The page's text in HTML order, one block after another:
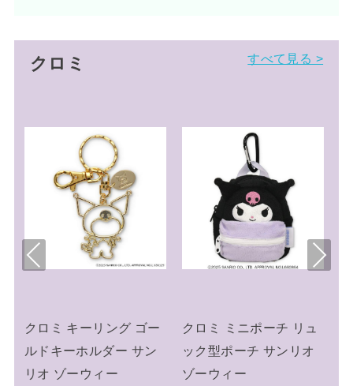
クロミ すべて見る >
クロミ ミニポーチ リュ
ック型ポーチ サンリオ
ゾーウィー
クロミ キーリング ミニ
チュアニットチャーム
ニット帽 サンリオ
Pre
Nex